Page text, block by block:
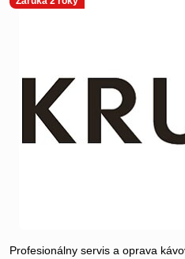
Profesionálny servis a oprava